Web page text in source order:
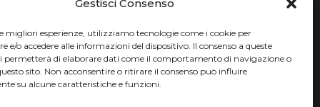
Gestisci Consenso
migliori esperienze, utilizziamo tecnologie come i cookie per
e/o accedere alle informazioni del dispositivo. Il consenso a queste
permetterà di elaborare dati come il comportamento di navigazione o
sito. Non acconsentire o ritirare il consenso può influire
su alcune caratteristiche e funzioni.
DI TORINO MARATONINA MARCELLA BELLETTI MARCO OLMO
MONVISO VERTICAL RACE NADIA BATTOCLETTI
BONALDI SILVIA RAMPAZZO